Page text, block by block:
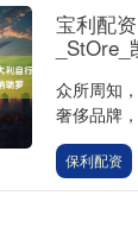
宝利配
众所周知
奢侈品牌
保利配资